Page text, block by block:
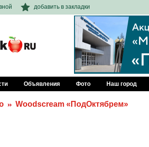
добавить в закладки
Объявления Фото Наш город
Woodscream «ПодОктябрем»